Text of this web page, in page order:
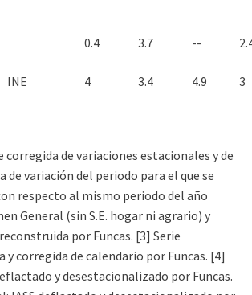
0.4 3.7 --
INE 4 3.4 4.9 3
corregida de variaciones estacionales y de
de variación del periodo para el que se
respecto al mismo periodo del año
General (sin S.E. hogar ni agrario) y
por Funcas. [3] Serie
y corregida de calendario por Funcas. [4]
y desestacionalizado por Funcas.